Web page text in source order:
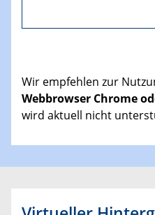
Wir empfehlen zur
Webbrowser Chrome
wird aktuell nicht